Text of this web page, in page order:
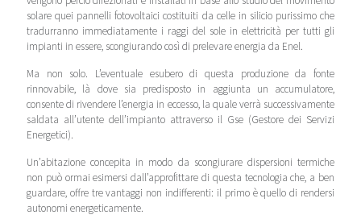
solare quei pannelli fotovoltaici costituiti da celle in silicio purissimo che
tradurranno immediatamente i raggi del sole in elettricità per tutti gli
impianti in essere, scongiurando così di prelevare energia da Enel.
Ma non solo. L’eventuale esubero di questa produzione da fonte
rinnovabile, là dove sia predisposto in aggiunta un accumulatore,
consente di rivendere l’energia in eccesso, la quale verrà successivamente
saldata all’utente dell’impianto attraverso il Gse (Gestore dei Servizi
Energetici).
Un’abitazione concepita in modo da scongiurare dispersioni termiche
non può ormai esimersi dall’approfittare di questa tecnologia che, a ben
guardare, offre tre vantaggi non indifferenti: il primo è quello di rendersi
autonomi energeticamente.